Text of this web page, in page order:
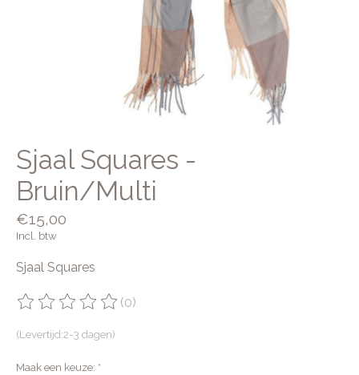
Sjaal Squares -
Bruin/Multi
€15,00
Incl. btw
Sjaal Squares
De beoordeling van dit product is
(0)
(Levertijd:2-3 dagen)
Maak een keuze: *